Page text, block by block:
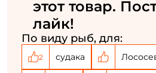
этот товар.
лайк!
По виду рыб, для:
2 судака